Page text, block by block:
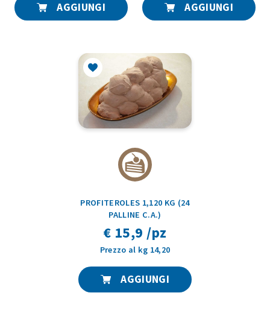
AGGIUNGI AGGIUNGI
PROFITEROLES 1,120 KG (24
PALLINE C.A.)
€ 15,9 /pz
Prezzo al kg 14,20
AGGIUNGI